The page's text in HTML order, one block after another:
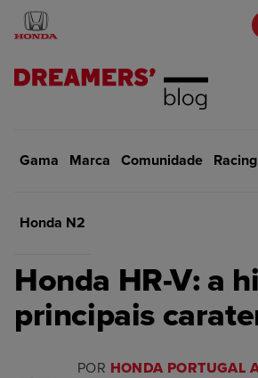
Gama Marca Comunidade Racing
Honda N2
VOLTAR Início Gama
GAMA
Honda HR-V: a
principais
POR HONDA PORTUGAL